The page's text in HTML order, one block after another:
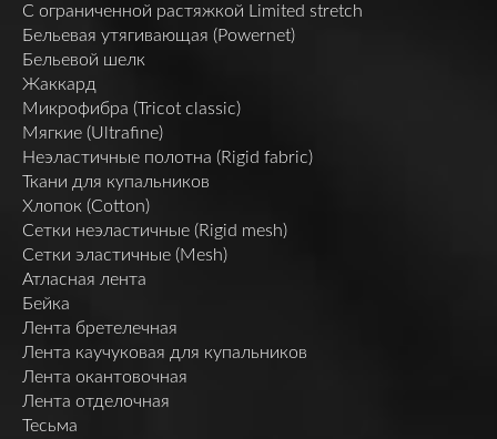
C ограниченной растяжкой Limited stretch
Бельевая утягивающая (Powernet)
Бельевой шелк
Жаккард
Микрофибра (Tricot classic)
Мягкие (Ultrafine)
Неэластичные полотна (Rigid fabric)
Ткани для купальников
Хлопок (Cotton)
Сетки неэластичные (Rigid mesh)
Сетки эластичные (Mesh)
Атласная лента
Бейка
Лента бретелечная
Лента каучуковая для купальников
Лента окантовочная
Лента отделочная
Тесьма